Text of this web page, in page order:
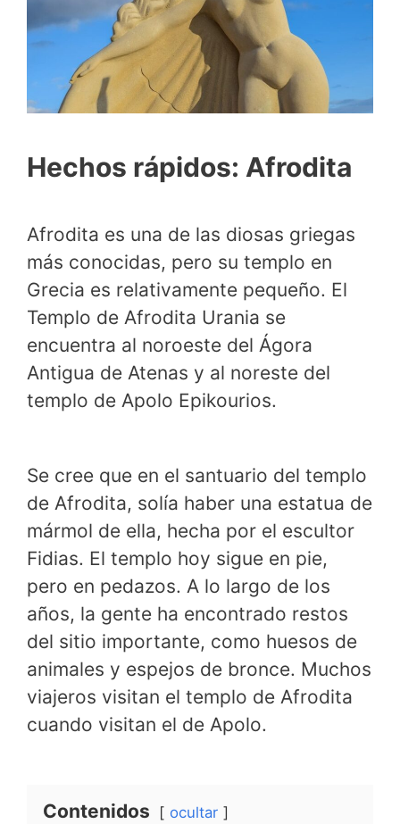
Hechos rápidos: Afrodita
Afrodita es una de las diosas griegas
más conocidas, pero su templo en
Grecia es relativamente pequeño. El
Templo de Afrodita Urania se
encuentra al noroeste del Ágora
Antigua de Atenas y al noreste del
templo de Apolo Epikourios.
Se cree que en el santuario del templo
de Afrodita, solía haber una estatua de
mármol de ella, hecha por el escultor
Fidias. El templo hoy sigue en pie,
pero en pedazos. A lo largo de los
años, la gente ha encontrado restos
del sitio importante, como huesos de
animales y espejos de bronce. Muchos
viajeros visitan el templo de Afrodita
cuando visitan el de Apolo.
Contenidos ocultar